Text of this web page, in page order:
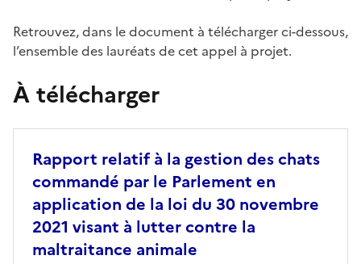
Retrouvez, dans le document à télécharger ci-dessous,
l’ensemble des lauréats de cet appel à projet.
À télécharger
Rapport relatif à la gestion des chats
commandé par le Parlement en
application de la loi du 30 novembre
2021 visant à lutter contre la
maltraitance animale